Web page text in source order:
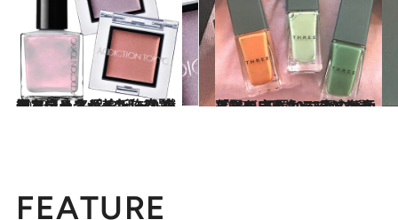
2023.1.6
【アディクション】2023春コスメ 名品クリームシャドウ＆ネイル新作は 繊細な煌めきが美しい奇跡のカラー
ビューティ＆ヘルス 2023.1.1
【THREE】2023春の新色ネイル 初買いコスメは「陽だまり色」で！ お洒落なくすみカラーがたまらない
ビューティ＆ヘルス
FEATURE